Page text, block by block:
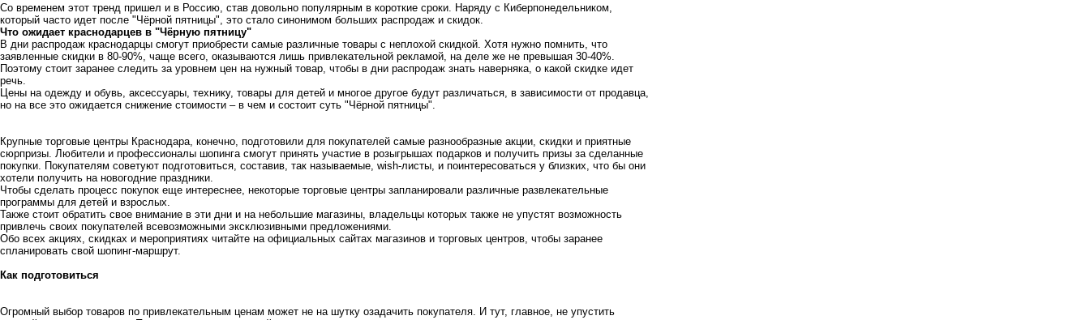
Со временем этот тренд пришел и в Россию, став довольно популярным в короткие сроки. Наряду с Киберпонедельником,
который часто идет после "Чёрной пятницы", это стало синонимом больших распродаж и скидок.
Что ожидает краснодарцев в "Чёрную пятницу"
В дни распродаж краснодарцы смогут приобрести самые различные товары с неплохой скидкой. Хотя нужно помнить, что
заявленные скидки в 80-90%, чаще всего, оказываются лишь привлекательной рекламой, на деле же не превышая 30-40%.
Поэтому стоит заранее следить за уровнем цен на нужный товар, чтобы в дни распродаж знать наверняка, о какой скидке идет
речь.
Цены на одежду и обувь, аксессуары, технику, товары для детей и многое другое будут различаться, в зависимости от продавца,
но на все это ожидается снижение стоимости – в чем и состоит суть "Чёрной пятницы".
Крупные торговые центры Краснодара, конечно, подготовили для покупателей самые разнообразные акции, скидки и приятные
сюрпризы. Любители и профессионалы шопинга смогут принять участие в розыгрышах подарков и получить призы за сделанные
покупки. Покупателям советуют подготовиться, составив, так называемые, wish-листы, и поинтересоваться у близких, что бы они
хотели получить на новогодние праздники.
Чтобы сделать процесс покупок еще интереснее, некоторые торговые центры запланировали различные развлекательные
программы для детей и взрослых.
Также стоит обратить свое внимание в эти дни и на небольшие магазины, владельцы которых также не упустят возможность
привлечь своих покупателей всевозможными эксклюзивными предложениями.
Обо всех акциях, скидках и мероприятиях читайте на официальных сайтах магазинов и торговых центров, чтобы заранее
спланировать свой шопинг-маршрут.
Как подготовиться
Огромный выбор товаров по привлекательным ценам может не на шутку озадачить покупателя. И тут, главное, не упустить